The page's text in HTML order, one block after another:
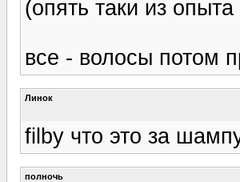
(опять таки из
все - волосы потом
Линок
filby что это за
полночь